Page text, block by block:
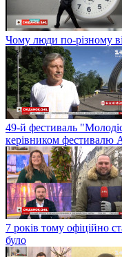
Чому люди по-різному
49-й фестиваль
керівником фестивалю
7 років тому офіційно
було